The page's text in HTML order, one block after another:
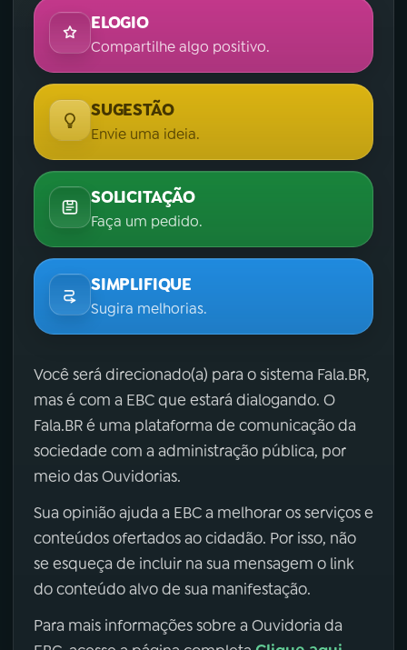
ELOGIO
Compartilhe algo positivo.
SUGESTÃO
Envie uma ideia.
SOLICITAÇÃO
Faça um pedido.
SIMPLIFIQUE
Sugira melhorias.
Você será direcionado(a) para o sistema Fala.BR,
mas é com a EBC que estará dialogando. O
Fala.BR é uma plataforma de comunicação da
sociedade com a administração pública, por
meio das Ouvidorias.
Sua opinião ajuda a EBC a melhorar os serviços e
conteúdos ofertados ao cidadão. Por isso, não
se esqueça de incluir na sua mensagem o link
do conteúdo alvo de sua manifestação.
Para mais informações sobre a Ouvidoria da